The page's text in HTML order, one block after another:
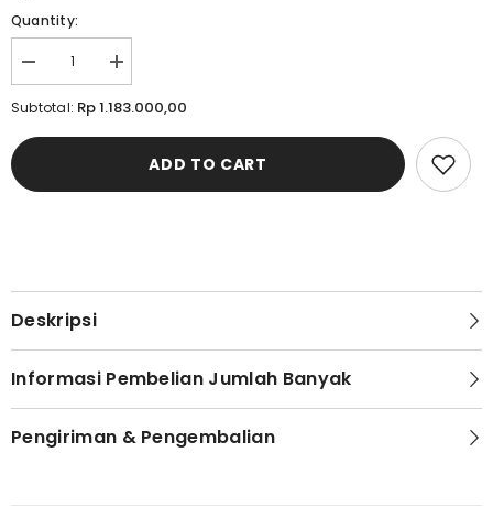
Quantity:
Decrease
quantity
for
Jas
Increase
quantity
for
Cardinal
Jas
F0006J03E
Subtotal: Rp 1.183.000,00
ADD TO CART
Deskripsi
Informasi Pembelian Jumlah Banyak
Pengiriman & Pengembalian